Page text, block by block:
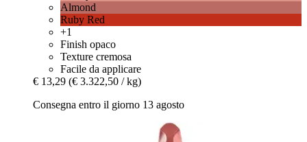
Almond
Ruby Red
+1
Finish opaco
Texture cremosa
Facile da applicare
€ 13,29 (€ 3.322,50 / kg)
Consegna entro il giorno 13 agosto